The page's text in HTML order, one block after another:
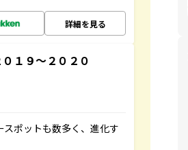
詳細を見る
１９～２０２０
ポットも数多く、進化す